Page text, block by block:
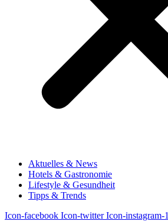
Aktuelles & News
Hotels & Gastronomie
Lifestyle & Gesundheit
Tipps & Trends
Icon-facebook Icon-twitter Icon-instagram-1